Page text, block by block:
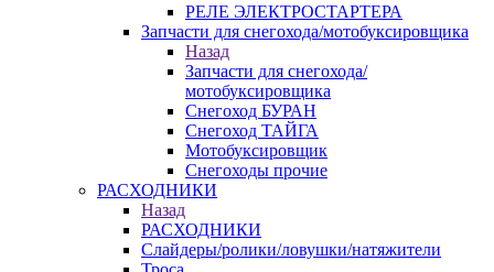
РЕЛЕ ЭЛЕКТРОСТАРТЕРА
Запчасти для снегохода/мотобуксировщика
Назад
Запчасти для снегохода/
мотобуксировщика
Снегоход БУРАН
Снегоход ТАЙГА
Мотобуксировщик
Снегоходы прочие
РАСХОДНИКИ
Назад
РАСХОДНИКИ
Слайдеры/ролики/ловушки/натяжители